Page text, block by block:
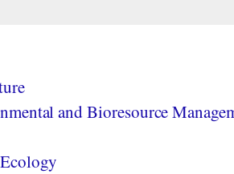
and Bioresource